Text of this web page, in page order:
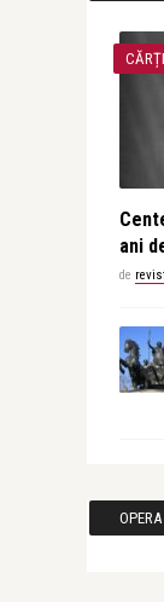
ani
de